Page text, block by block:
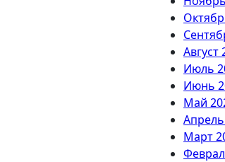
Август
Июль
Июнь
Май
Март